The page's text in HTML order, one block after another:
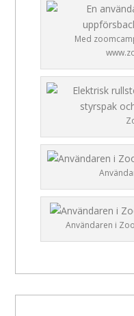
Med
Användaren i